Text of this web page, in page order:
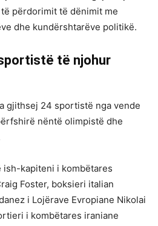
përdorimit të dënimit me
dhe kundërshtarëve politikë.
të njohur
gjithsej 24 sportistë nga vende
nëntë olimpistë dhe
ish-kapiteni i kombëtares
Foster, boksieri italian
i Lojërave Evropiane Nikolai
i kombëtares iraniane